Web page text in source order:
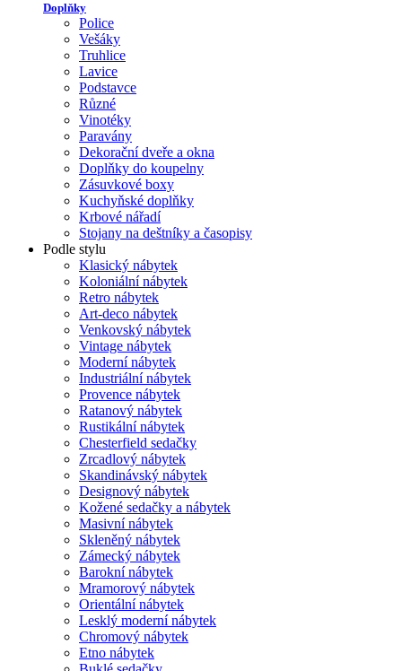
Doplňky
Police
Vešáky
Truhlice
Lavice
Podstavce
Různé
Vinotéky
Paravány
Dekorační dveře a okna
Doplňky do koupelny
Zásuvkové boxy
Kuchyňské doplňky
Krbové nářadí
Stojany na deštníky a časopisy
Podle stylu
Klasický nábytek
Koloniální nábytek
Retro nábytek
Art-deco nábytek
Venkovský nábytek
Vintage nábytek
Moderní nábytek
Industriální nábytek
Provence nábytek
Ratanový nábytek
Rustikální nábytek
Chesterfield sedačky
Zrcadlový nábytek
Skandinávský nábytek
Designový nábytek
Kožené sedačky a nábytek
Masivní nábytek
Skleněný nábytek
Zámecký nábytek
Barokní nábytek
Mramorový nábytek
Orientální nábytek
Lesklý moderní nábytek
Chromový nábytek
Etno nábytek